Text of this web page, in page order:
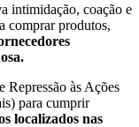
intimidação, coação e
comprar produtos,
Repressão às Ações
para cumprir
localizados nas